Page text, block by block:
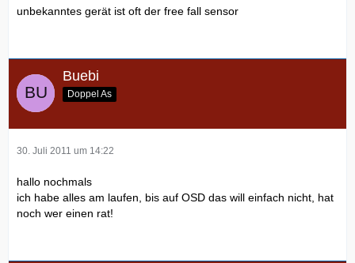
unbekanntes gerät ist oft der free fall sensor
Buebi
Doppel As
30. Juli 2011 um 14:22
hallo nochmals
ich habe alles am laufen, bis auf OSD das will einfach nicht, hat
noch wer einen rat!